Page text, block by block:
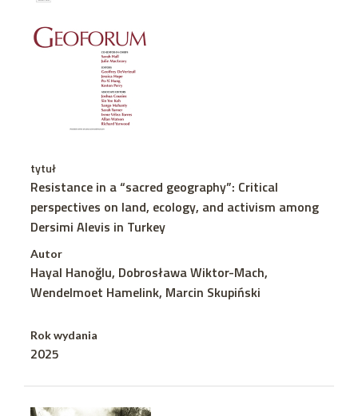
tytuł
Resistance in a “sacred geography”: Critical
perspectives on land, ecology, and activism among
Dersimi Alevis in Turkey
Autor
Hayal Hanoğlu, Dobrosława Wiktor-Mach,
Wendelmoet Hamelink, Marcin Skupiński
Rok wydania
2025